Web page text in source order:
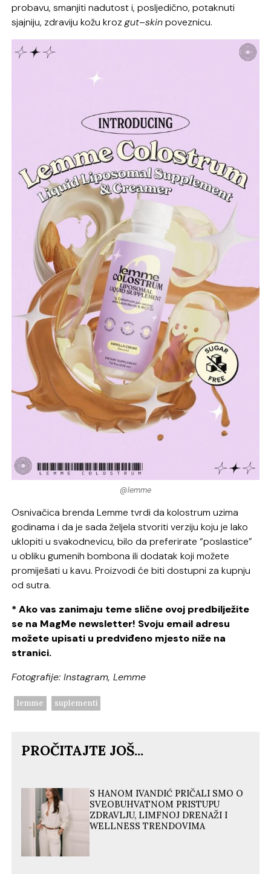
probavu, smanjiti nadutost i, posljedično, potaknuti
sjajniju, zdraviju kožu krozgut–skinpoveznicu.
@lemme
Osnivačica brenda Lemme tvrdi da kolostrum uzima
godinama i da je sada željela stvoriti verziju koju je lako
uklopiti u svakodnevicu, bilo da preferirate “poslastice”
u obliku gumenih bombona ili dodatak koji možete
promiješati u kavu. Proizvodi će biti dostupni za kupnju
od sutra.
* Ako vas zanimaju teme slične ovoj predbilježite
se na MagMe newsletter! Svoju email adresu
možete upisati u predviđeno mjesto niže na
stranici.
Fotografije: Instagram, Lemme
lemme suplementi
PROČITAJTE JOŠ...
S HANOM IVANDIĆ PRIČALI SMO O
SVEOBUHVATNOM PRISTUPU
ZDRAVLJU, LIMFNOJ DRENAŽI I
WELLNESS TRENDOVIMA